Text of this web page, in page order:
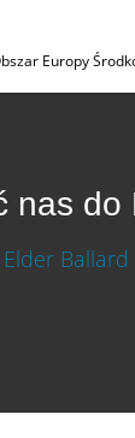
Europy
nas do